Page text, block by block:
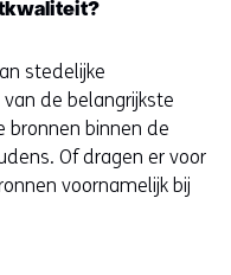
stedelijke
de belangrijkste
bronnen binnen de
Of dragen er voor
voornamelijk bij